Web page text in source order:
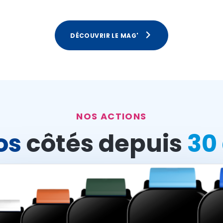
DÉCOUVRIR LE MAG'
NOS ACTIONS
côtés depuis